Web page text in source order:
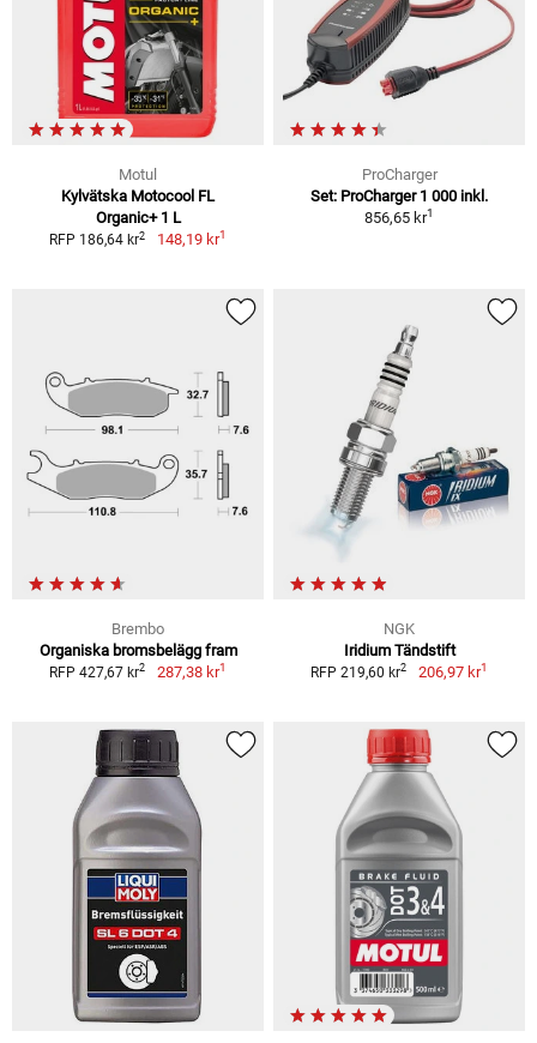
Motul
Kylvätska Motocool FL
Organic+ 1 L
RFP 186,64 kr2 148,19 kr1
ProCharger
Set: ProCharger 1 000 inkl.
856,65 kr1
Brembo
Organiska bromsbelägg fram
RFP 427,67 kr2 287,38 kr1
NGK
Iridium Tändstift
RFP 219,60 kr2 206,97 kr1